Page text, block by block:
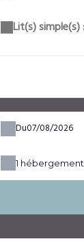
Lit(s) simple(s) :
Du
1